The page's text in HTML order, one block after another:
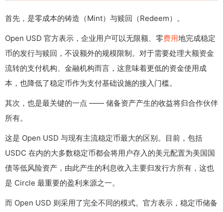
首先，是零成本的铸造（Mint）与赎回（Redeem）。
Open USD 官方表示，企业用户可以无限额、零费用地完成稳定
币的发行与赎回，不设额外的规模限制。对于需要处理大额资金
流转的支付机构、金融机构而言，这意味着更低的资金使用成
本，也降低了稳定币作为支付基础设施的接入门槛。
其次，也是最关键的一点 —— 储备资产产生的收益将归合作伙伴
所有。
这是 Open USD 与现有主流稳定币最大的区别。目前，包括
USDC 在内的大多数稳定币都会将用户存入的美元配置为美国国
债等低风险资产，由此产生的利息收入主要归发行方所有，这也
是 Circle 最重要的盈利来源之一。
而 Open USD 则采用了完全不同的模式。官方表示，稳定币储备